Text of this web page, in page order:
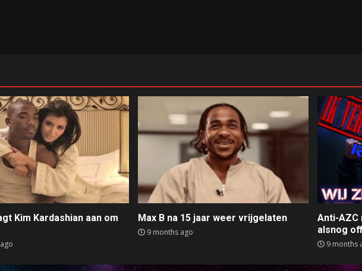
Kim Kardashian aan om
Max B na 15 jaar weer vrijgelaten
9 months ago
Anti-AZC
alsnog
9 months